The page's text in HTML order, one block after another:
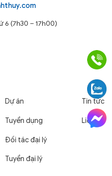
6 (7h30 – 17h00)
Dự án
Tuyển dụng
Đối tác đại lý
Tuyển đại lý
Tin tức
Liên hệ